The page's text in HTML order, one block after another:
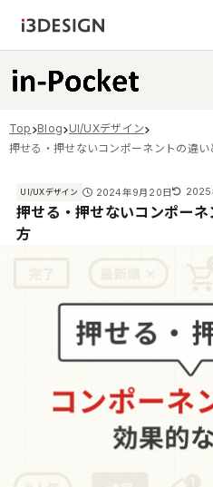
Top Blog UI/UXデザイン
押せる・押せないコンポーネントの違
UI/UXデザイン 2024年9月20日 2025
押せる・押せないコンポー
方